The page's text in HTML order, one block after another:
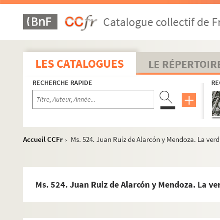
Catalogue collectif de
LES CATALOGUES LE
RECHERCHE RAPIDE
Accueil CCFr >
Ms. 524. Juan Ruiz de Alarcón y Mendoza. La
Ms. 524. Juan Ruiz de Alarcón y Mendoza. La
Œuvres d'auteurs de Provins
Sur le département de Seine-et-Marne
Ms. 293. Terrier du notaire Pinon pour Saint-Symphorien-de-